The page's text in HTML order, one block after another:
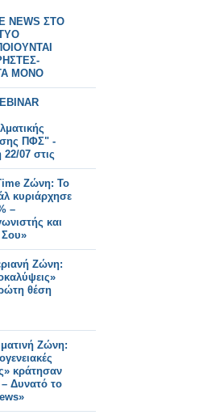
NEWS ΣΤΟ
ΜΟΝΟ
SITE
ΠΦΣ" -
22/07 στις
Ζώνη: Το
κυριάρχησε
–
και
Σου»
Ζώνη:
θέση
Ζώνη:
κράτησαν
– Δυνατό το